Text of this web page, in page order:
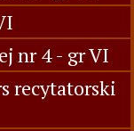
nr 4 - gr VI
recytatorski